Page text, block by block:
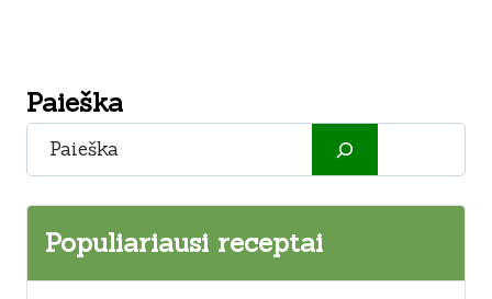
Paieška
Paieška
Populiariausi receptai